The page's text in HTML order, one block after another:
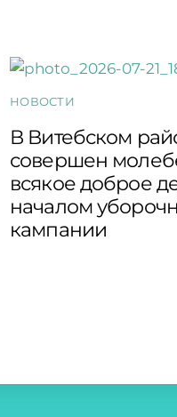
НОВОСТИ
В Витебском
совершен
всякое доброе
началом
кампании